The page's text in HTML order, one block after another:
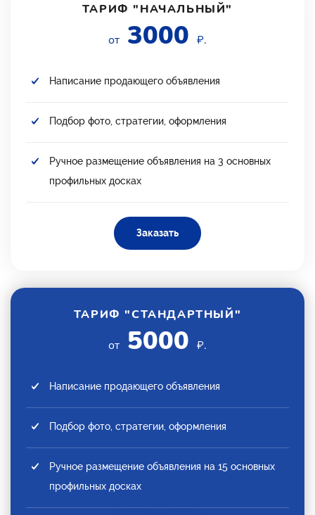
ТАРИФ "НАЧАЛЬНЫЙ"
от 3000 ₽.
Написание продающего объявления
Подбор фото, стратегии, оформления
Ручное размещение объявления на 3 основных
профильных досках
Заказать
ТАРИФ "СТАНДАРТНЫЙ"
от 5000 ₽.
Написание продающего объявления
Подбор фото, стратегии, оформления
Ручное размещение объявления на 15 основных
профильных досках